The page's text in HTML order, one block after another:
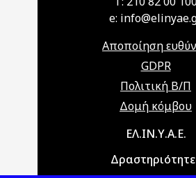
e:
Αποποίηση
GDPR
Πολιτική Β/Π
Δομή κόμβου
Main navigationΕΛ.ΙΝ.Υ.Α.Ε.